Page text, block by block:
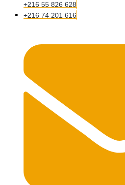
+216 55 826 628
+216 74 201 616